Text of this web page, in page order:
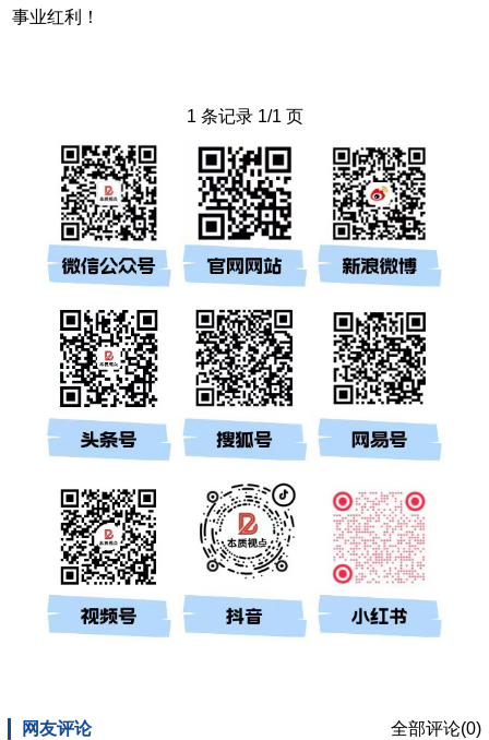
事业红利！
1 条记录 1/1 页
网友评论 全部评论(0)